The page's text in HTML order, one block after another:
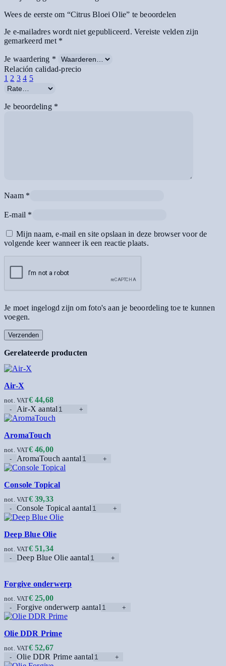
Wees de eerste om “Citrus Bloei Olie” te beoordelen
Je e-mailadres wordt niet gepubliceerd. Vereiste velden zijn
gemarkeerd met *
Je waardering *
Relación calidad-precio
1 2 3 4 5
Je beoordeling *
Naam *
E-mail *
Mijn naam, e-mail en site opslaan in deze browser voor de
volgende keer wanneer ik een reactie plaats.
Je moet ingelogd zijn om foto's aan je beoordeling toe te kunnen
voegen.
Gerelateerde producten
Air-X
€44,68
not. VAT
Air-X aantal
AromaTouch
€46,00
not. VAT
AromaTouch aantal
Console Topical
€39,33
not. VAT
Console Topical aantal
Deep Blue Olie
€51,34
not. VAT
Deep Blue Olie aantal
Forgive onderwerp
€25,00
not. VAT
Forgive onderwerp aantal
Olie DDR Prime
€52,67
not. VAT
Olie DDR Prime aantal